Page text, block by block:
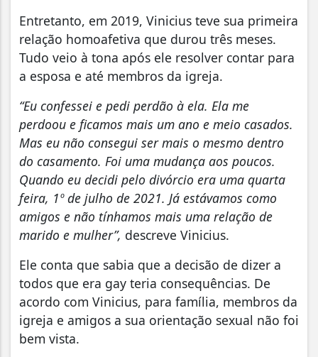
Entretanto, em 2019, Vinicius teve sua primeira
relação homoafetiva que durou três meses.
Tudo veio à tona após ele resolver contar para
a esposa e até membros da igreja.
“Eu confessei e pedi perdão à ela. Ela me
perdoou e ficamos mais um ano e meio casados.
Mas eu não consegui ser mais o mesmo dentro
do casamento. Foi uma mudança aos poucos.
Quando eu decidi pelo divórcio era uma quarta
feira, 1º de julho de 2021. Já estávamos como
amigos e não tínhamos mais uma relação de
marido e mulher”, descreve Vinicius.
Ele conta que sabia que a decisão de dizer a
todos que era gay teria consequências. De
acordo com Vinicius, para família, membros da
igreja e amigos a sua orientação sexual não foi
bem vista.